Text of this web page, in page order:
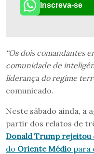
Inscreva-se
“Os dois comandantes
comunidade de
liderança do regime
comunicado.
Neste sábado ainda, a
partir dos relatos de
Donald Trump rejeitou
do Oriente Médio para